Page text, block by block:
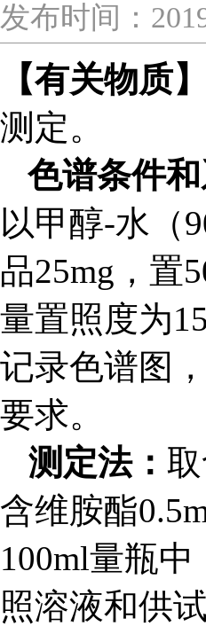
发布时间：
【有关物质】
测定。
色谱条件
以甲醇-水（
品25mg，置
量置照度为
记录色谱图
要求。
测定法：
含维胺酯
100ml量瓶
照溶液和供